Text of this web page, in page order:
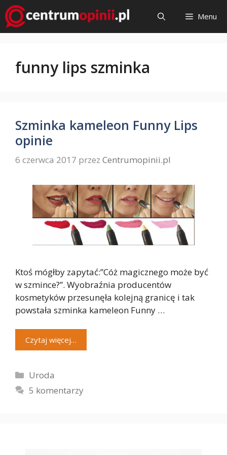
Przejdź
do
treści
Menu
funny lips szminka
Szminka kameleon Funny Lips
opinie
6 czerwca 2017 przez Centrumopinii.pl
Ktoś mógłby zapytać:”Cóż magicznego może być
w szmince?”. Wyobraźnia producentów
kosmetyków przesunęła kolejną granicę i tak
powstała szminka kameleon Funny …
Czytaj więcej…
Kategorie
Uroda
5 komentarzy